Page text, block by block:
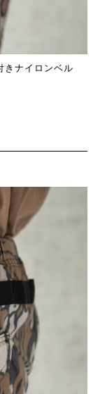
きナイロンベル